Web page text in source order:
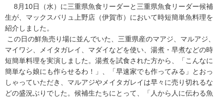
8月10日（水）に三重県魚食リーダーと三重県魚食リーダー候補
生が、マックスバリュ上野店（伊賀市）において時短簡単魚料理を
紹介しました。
この日の鮮魚売り場に並んでいた、三重県産のマアジ、マルアジ、
マイワシ、メイタガレイ、マダイなどを使い、湯煮・早煮などの時
短簡単料理を実演しました。湯煮を試食された方から、「こんなに
簡単なら娘にも作らせるわ！」、「早速家でも作ってみる」とおっ
しゃっていただき、マルアジやメイタガレイは早々に売り切れるな
どの盛況ぶりでした。候補生たちにとって、「人から人に伝わる魚